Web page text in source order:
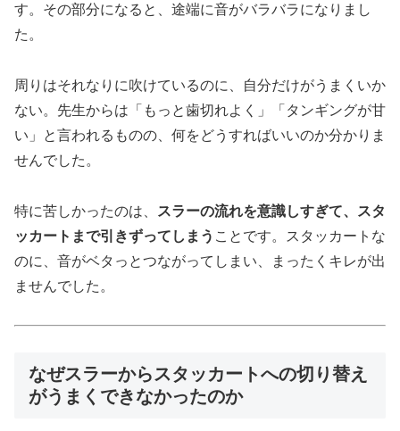
す。その部分になると、途端に音がバラバラになりまし
た。
周りはそれなりに吹けているのに、自分だけがうまくいか
ない。先生からは「もっと歯切れよく」「タンギングが甘
い」と言われるものの、何をどうすればいいのか分かりま
せんでした。
特に苦しかったのは、
スラーの流れを意識しすぎて、スタ
ッカートまで引きずってしまう ことです。スタッカートな
のに、音がベタっとつながってしまい、まったくキレが出
ませんでした。
なぜスラーからスタッカートへの切り替え
がうまくできなかったのか